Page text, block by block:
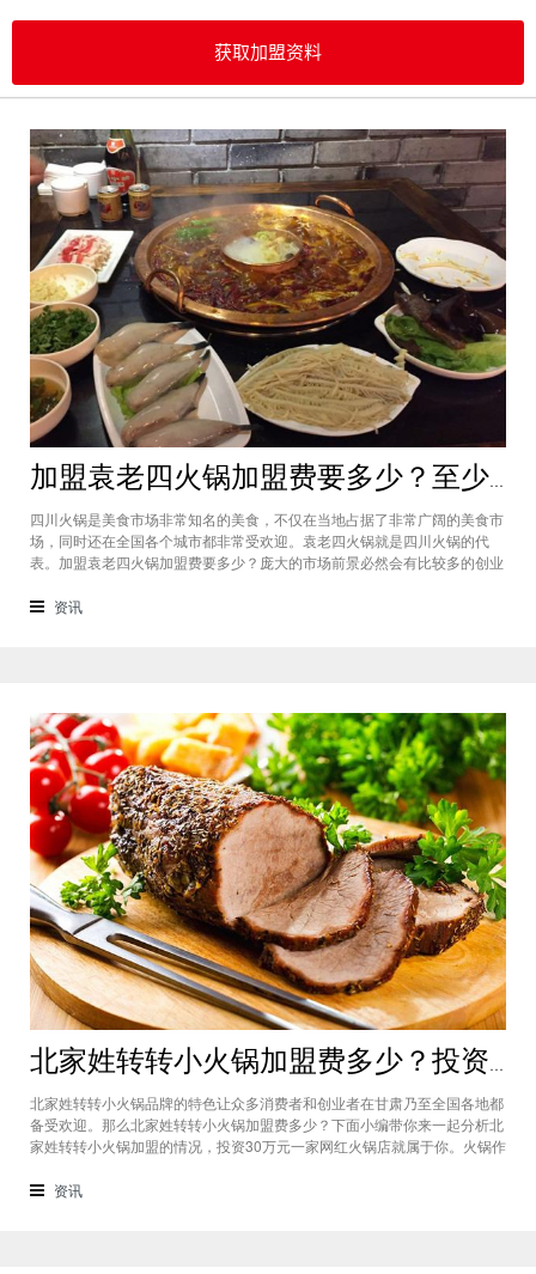
获取加盟资料
加盟袁老四火锅加盟费要多少？至少50万资金你准备好了吗？
四川火锅是美食市场非常知名的美食，不仅在当地占据了非常广阔的美食市
场，同时还在全国各个城市都非常受欢迎。袁老四火锅就是四川火锅的代
表。加盟袁老四火锅加盟费要多少？庞大的市场前景必然会有比较多的创业
城市都有着不一样的加盟费标准，袁老四火锅加盟至少要有50万资金你准备
资讯
北家姓转转小火锅加盟费多少？投资30万一家网红火锅店就属于你
北家姓转转小火锅品牌的特色让众多消费者和创业者在甘肃乃至全国各地都
备受欢迎。那么北家姓转转小火锅加盟费多少？下面小编带你来一起分析北
家姓转转小火锅加盟的情况，投资30万元一家网红火锅店就属于你。火锅作
态存在着。北家姓转转小火锅凭借自己的产品和装修在美食市场当中受到越
资讯